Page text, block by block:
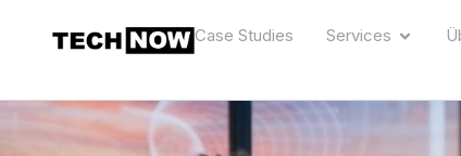
Case Studies Services